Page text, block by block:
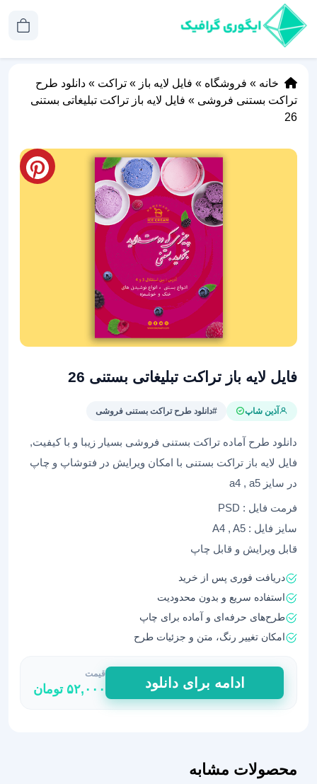
خانه » فروشگاه » فایل لایه باز » تراکت » دانلود طرح
تراکت بستنی فروشی » فایل لایه باز تراکت تبلیغاتی بستنی
26
فایل لایه باز تراکت تبلیغاتی بستنی 26
آذین شاپ #دانلود طرح تراکت بستنی فروشی
دانلود طرح آماده تراکت بستنی فروشی بسیار زیبا و با کیفیت,
فایل لایه باز تراکت بستنی با امکان ویرایش در فتوشاپ و چاپ
در سایز a4 , a5
فرمت فایل : PSD
سایز فایل : A4 , A5
قابل ویرایش و قابل چاپ
دریافت فوری پس از خرید
استفاده سریع و بدون محدودیت
طرح‌های حرفه‌ای و آماده برای چاپ
امکان تغییر رنگ، متن و جزئیات طرح
فایل
لایه
باز
بستنی
26
ادامه برای دانلود
قیمت
۵۲,۰۰۰ تومان
محصولات مشابه